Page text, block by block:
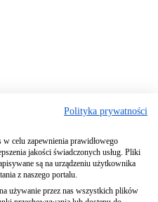
Polityka prywatności
celu zapewnienia prawidłowego
jakości świadczonych usług. Pliki
są na urządzeniu użytkownika
z naszego portalu.
używanie przez nas wszystkich plików